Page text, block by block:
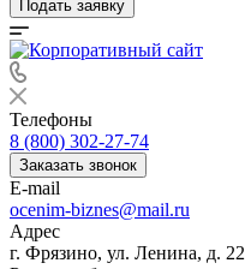
Подать заявку
Телефоны
8 (800) 302-27-74
Заказать звонок
E-mail
ocenim-biznes@mail.ru
Адрес
г. Фрязино, ул. Ленина, д. 22